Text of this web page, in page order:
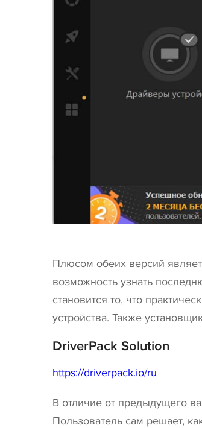
Плюсом обеих версий
возможность узнать
становится то, что
устройства. Также
DriverPack Solution
https://driverpack.io/ru
В отличие от предыдущего
Пользователь сам решает,